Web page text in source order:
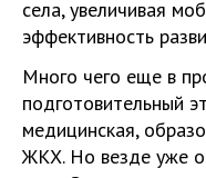
села, увеличивая
эффективность
Много чего еще в
подготовительный
медицинская,
ЖКХ. Но везде уже